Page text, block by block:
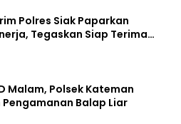
Polres Siak Paparkan
Tegaskan Siap Terima
Malam, Polsek Kateman
Balap Liar